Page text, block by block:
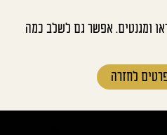
ומגנטים. אפשר גם לשלב כמה
לחזרה